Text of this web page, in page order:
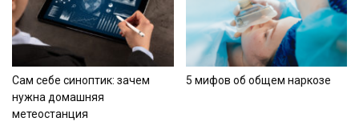
Сам себе синоптик: зачем
нужна домашняя
метеостанция
5 мифов об общем наркозе